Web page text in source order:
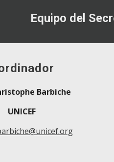
Equipo del
Barbiche
UNICEF